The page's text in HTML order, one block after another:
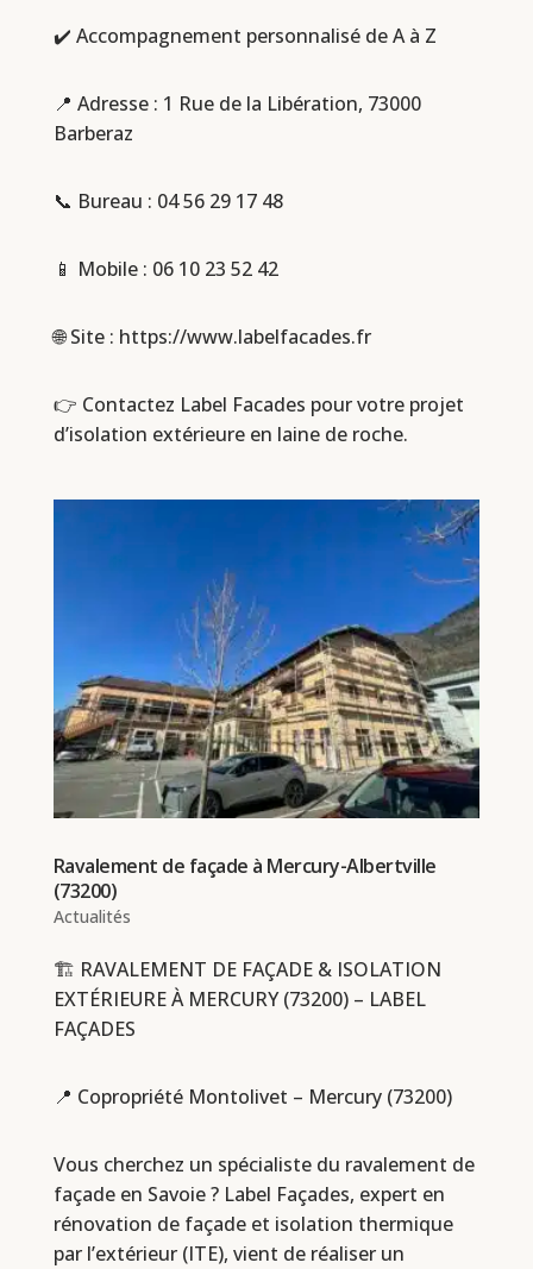
✔️ Accompagnement personnalisé de A à Z
📍 Adresse : 1 Rue de la Libération, 73000
Barberaz
📞 Bureau : 04 56 29 17 48
📱 Mobile : 06 10 23 52 42
🌐 Site : https://www.labelfacades.fr
👉 Contactez Label Facades pour votre projet
d’isolation extérieure en laine de roche.
Ravalement de façade à Mercury-Albertville
(73200)
Actualités
🏗 RAVALEMENT DE FAÇADE & ISOLATION
EXTÉRIEURE À MERCURY (73200) – LABEL
FAÇADES
📍 Copropriété Montolivet – Mercury (73200)
Vous cherchez un spécialiste du ravalement de
façade en Savoie ? Label Façades, expert en
rénovation de façade et isolation thermique
par l’extérieur (ITE), vient de réaliser un